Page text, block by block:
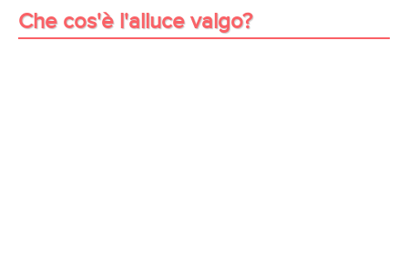
Che cos'è l'alluce valgo?